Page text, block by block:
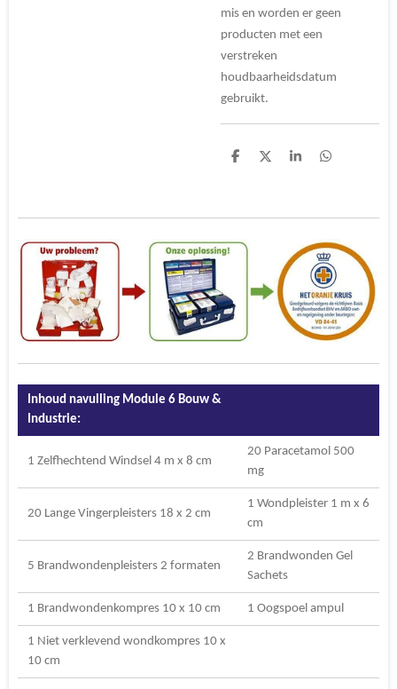
mis en worden er geen
producten met een
verstreken
houdbaarheidsdatum
gebruikt.
D
D
S
D
Inhoud navulling Module 6 Bouw &
Industrie:
1 Zelfhechtend Windsel 4 m x 8 cm
20 Paracetamol 500
mg
20 Lange Vingerpleisters 18 x 2 cm
1 Wondpleister 1 m x 6
cm
5 Brandwondenpleisters 2 formaten
2 Brandwonden Gel
Sachets
1 Brandwondenkompres 10 x 10 cm 1 Oogspoel ampul
1 Niet verklevend wondkompres 10 x
10 cm